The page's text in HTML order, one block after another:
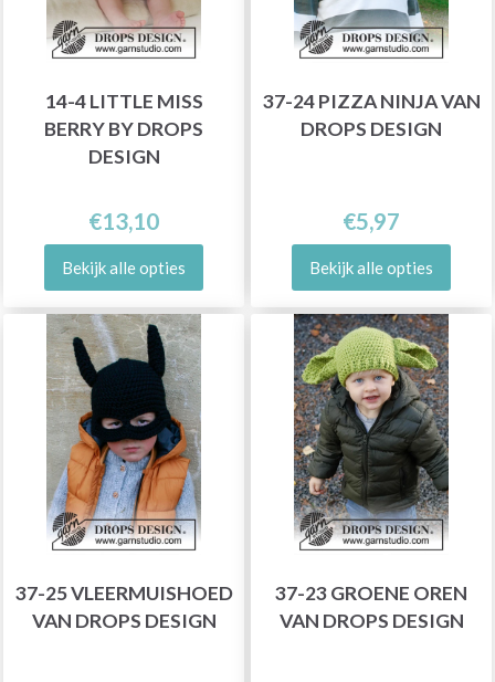
14-4 LITTLE MISS
BERRY BY DROPS
DESIGN
€13,10
Bekijk alle opties
37-24 PIZZA NINJA VAN
DROPS DESIGN
€5,97
Bekijk alle opties
37-25 VLEERMUISHOED
VAN DROPS DESIGN
37-23 GROENE OREN
VAN DROPS DESIGN